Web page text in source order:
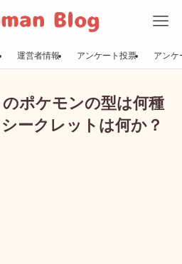
運営者情報 アンケート投票 アンケ
ポケモンの型は何種
ークレットは何か？